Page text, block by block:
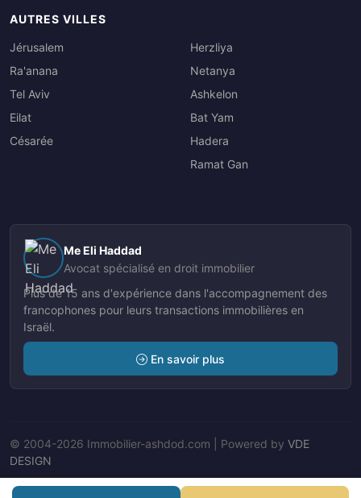
AUTRES VILLES
Jérusalem
Ra'anana
Tel Aviv
Eilat
Césarée
Herzliya
Netanya
Ashkelon
Bat Yam
Hadera
Ramat Gan
Me Eli Haddad
Avocat spécialisé en droit immobilier
Plus de 15 ans d'expérience dans l'accompagnement des
francophones pour leurs transactions immobilières en
Israël.
En savoir plus
© 2004-2026 Immobilier-ashdod.com | Powered by VDE
DESIGN
Nos Agents